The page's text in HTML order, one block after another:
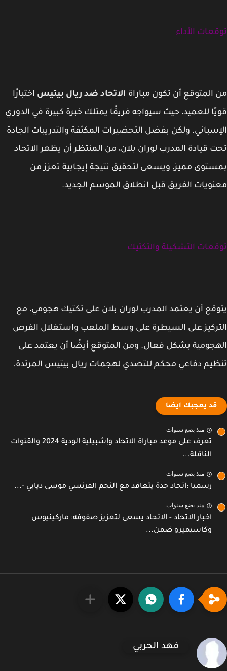
الأداء
المتوقع أن تكون مباراةالاتحاد ضد ريال بيتيساختبارًا
للعميد، حيث سيواجه فريقًا يمتلك خبرة كبيرة في الدوري
ولكن بفضل التحضيرات المكثفة والتدريبات الجادة
قيادة المدرب لوران بلان، من المنتظر أن يظهر الاتحاد
مميز، ويسعى لتحقيق نتيجة إيجابية تعزز من
الفريق قبل انطلاق الموسم الجديد.
التشكيلة والتكتيك
أن يعتمد المدرب لوران بلان على تكتيك هجومي، مع
على السيطرة على وسط الملعب واستغلال الفرص
بشكل فعال. ومن المتوقع أيضًا أن يعتمد على
دفاعي محكم للتصدي لهجمات ريال بيتيس المرتدة.
قد يعجبك ايضا
منذ بضع سنوات
تعرف على موعد مباراة الاتحاد وإشبيلية الودية 2024 والقنوات
الناقلة...
منذ بضع سنوات
رسميا :اتحاد جدة يتعاقد مع النجم الفرنسي موسى ديابي -...
منذ بضع سنوات
اخبار الاتحاد - الاتحاد يسعى لتعزيز صفوفه: ماركينيوس
وكاسيميرو ضمن...
فهد الحربي